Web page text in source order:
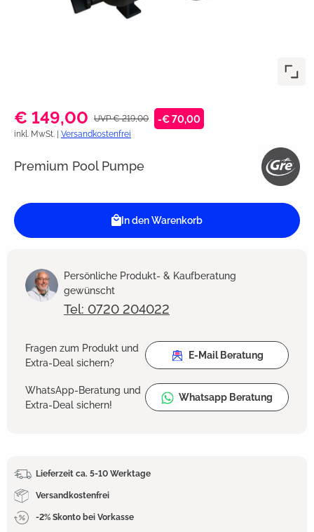
€ 149,00 UVP € 219,00 -€ 70,00
inkl. MwSt. | Versandkostenfrei
Premium Pool Pumpe
In den Warenkorb
Persönliche Produkt- & Kaufberatung
gewünscht
Tel: 0720 204022
Fragen zum Produkt und
Extra-Deal sichern?
E-Mail Beratung
WhatsApp-Beratung und
Extra-Deal sichern!
Whatsapp Beratung
Lieferzeit ca. 5-10 Werktage
Versandkostenfrei
-2% Skonto bei Vorkasse